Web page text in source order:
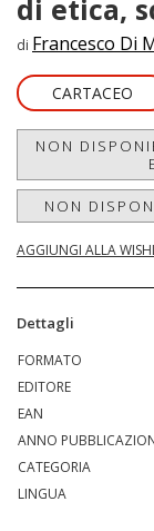
di etica,
di Francesco Di
CARTACEO
NON
NON
AGGIUNGI ALLA
Dettagli
FORMATO
EDITORE
EAN
ANNO
CATEGORIA
LINGUA